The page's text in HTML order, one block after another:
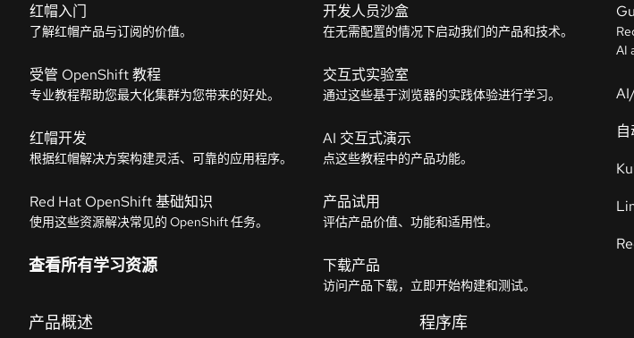
红帽入门
了解红帽产品与订阅的价值。
受管 OpenShift 教程
专业教程帮助您最大化集群为您带来的好处。
红帽开发
根据红帽解决方案构建灵活、可靠的应用程序。
Red Hat OpenShift 基础知识
使用这些资源解决常见的 OpenShift 任务。
查看所有学习资源
开发人员沙盒
在无需配置的情况下启动我们的产品和技术。
交互式实验室
通过这些基于浏览器的实践体验进行学习。
AI 交互式演示
点这些教程中的产品功能。
产品试用
评估产品价值、功能和适用性。
下载产品
访问产品下载，立即开始构建和测试。
AI
产品概述
程序库